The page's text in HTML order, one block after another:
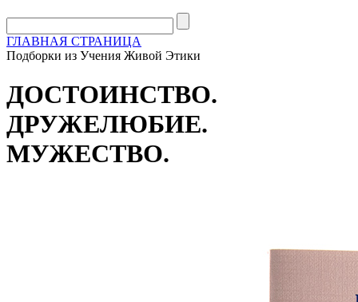
ГЛАВНАЯ СТРАНИЦА
Подборки из Учения Живой Этики
ДОСТОИНСТВО.
ДРУЖЕЛЮБИЕ.
МУЖЕСТВО.